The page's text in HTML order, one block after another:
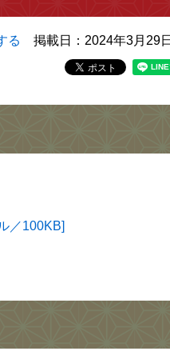
る 掲載日：2024年3月29
／100KB]